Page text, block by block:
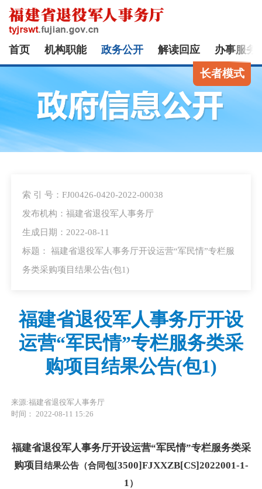
首页 机构职能 政务公开 解读回应 办事服务
长者模式
索 引 号：FJ00426-0420-2022-00038
发布机构：福建省退役军人事务厅
生成日期：2022-08-11
标题： 福建省退役军人事务厅开设运营“军民情”专栏服
务类采购项目结果公告(包1)
福建省退役军人事务厅开设
运营“军民情”专栏服务类采
购项目结果公告(包1)
来源:福建省退役军人事务厅
时间： 2022-08-11 15:26
福建省退役军人事务厅开设运营“军民情”专栏服务类采
购项目 结果公告（合同包[3500]FJXXZB[CS]2022001-1-
1 ）